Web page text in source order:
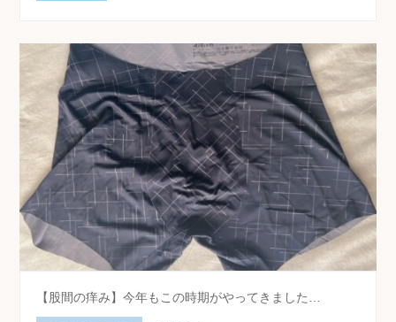
【股間の痒み】今年もこの時期がやってきました…